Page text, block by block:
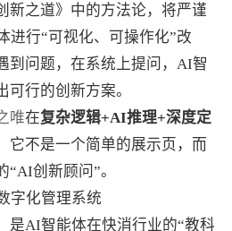
新之道》中的方法论，将严谨
进行“可视化、可操作化”改
到问题，在系统上提问，AI智
行的创新方案。
唯在复杂逻辑+AI推理+深度定
它不是一个简单的展示页，而
创新顾问”。
字化管理系统
是AI智能体在快消行业的“教科